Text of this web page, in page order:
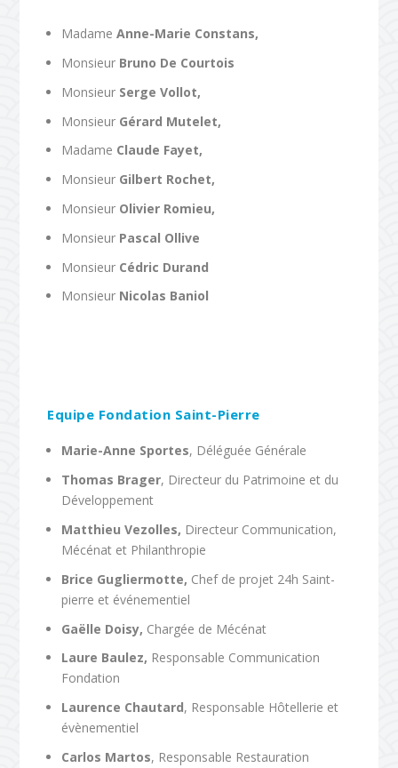
Madame Anne-Marie Constans,
Monsieur Bruno De Courtois
Monsieur Serge Vollot,
Monsieur Gérard Mutelet,
Madame Claude Fayet,
Monsieur Gilbert Rochet,
Monsieur Olivier Romieu,
Monsieur Pascal Ollive
Monsieur Cédric Durand
Monsieur Nicolas Baniol
Equipe Fondation Saint-Pierre
Marie-Anne Sportes, Déléguée Générale
Thomas Brager, Directeur du Patrimoine et du
Développement
Matthieu Vezolles, Directeur Communication,
Mécénat et Philanthropie
Brice Gugliermotte, Chef de projet 24h Saint-
pierre et événementiel
Gaëlle Doisy, Chargée de Mécénat
Laure Baulez, Responsable Communication
Fondation
Laurence Chautard, Responsable Hôtellerie et
évènementiel
Carlos Martos, Responsable Restauration